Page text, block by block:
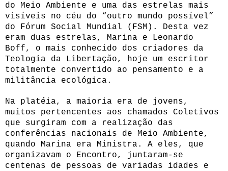
do Meio Ambiente e uma das estrelas mais
visíveis no céu do “outro mundo possível”
do Fórum Social Mundial (FSM). Desta vez
eram duas estrelas, Marina e Leonardo
Boff, o mais conhecido dos criadores da
Teologia da Libertação, hoje um escritor
totalmente convertido ao pensamento e a
militância ecológica.
Na platéia, a maioria era de jovens,
muitos pertencentes aos chamados Coletivos
que surgiram com a realização das
conferências nacionais de Meio Ambiente,
quando Marina era Ministra. A eles, que
organizavam o Encontro, juntaram-se
centenas de pessoas de variadas idades e